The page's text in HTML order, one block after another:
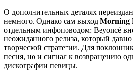
О дополнительных деталях
немного. Однако сам выход Morning
отдельным инфоповодом: Beyoncé
неожиданного релиза, который давно
творческой стратегии. Для
песня, но и сигнал к возвращению
дискографии певицы.